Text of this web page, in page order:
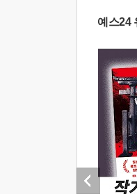
예스24